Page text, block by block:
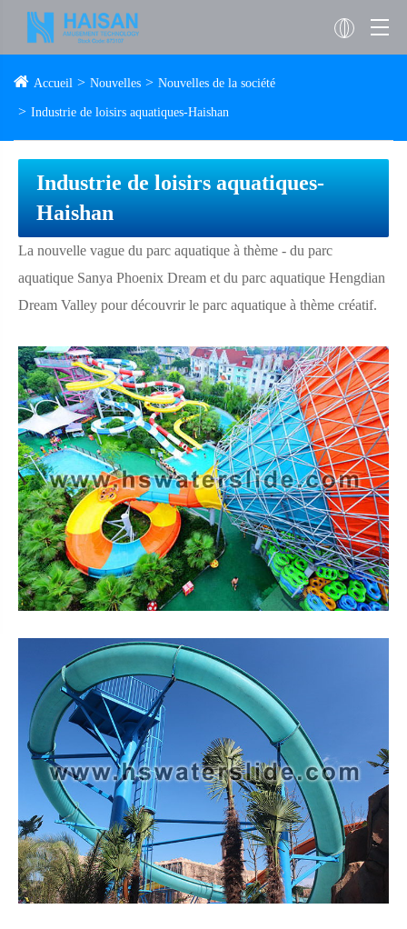
Accueil Nouvelles Nouvelles de la société
Industrie de loisirs aquatiques-Haishan
Industrie de loisirs aquatiques-
Haishan
La nouvelle vague du parc aquatique à thème - du parc
aquatique Sanya Phoenix Dream et du parc aquatique Hengdian
Dream Valley pour découvrir le parc aquatique à thème créatif.